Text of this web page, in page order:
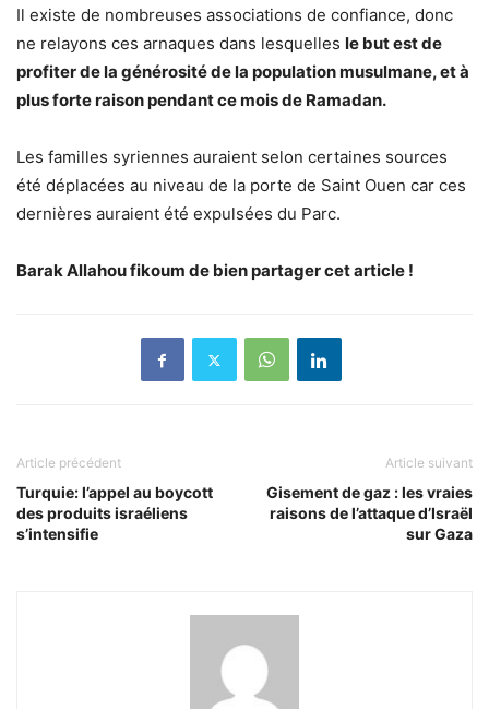
Il existe de nombreuses associations de confiance, donc
ne relayons ces arnaques dans lesquelles le but est de
profiter de la générosité de la population musulmane, et à
plus forte raison pendant ce mois de Ramadan.
Les familles syriennes auraient selon certaines sources
été déplacées au niveau de la porte de Saint Ouen car ces
dernières auraient été expulsées du Parc.
Barak Allahou fikoum de bien partager cet article !
Article précédent
Turquie: l’appel au boycott
des produits israéliens
s’intensifie
Article suivant
Gisement de gaz : les vraies
raisons de l’attaque d’Israël
sur Gaza